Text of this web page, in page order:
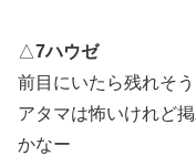
△7ハウゼ
前目にいたら残れそう
アタマは怖いけれど
かなー